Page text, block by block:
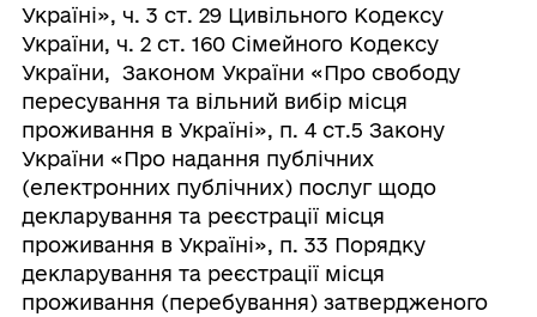
Україні», ч. 3 ст. 29 Цивільного Кодексу
України, ч. 2 ст. 160 Сімейного Кодексу
України, Законом України «Про свободу
пересування та вільний вибір місця
проживання в Україні», п. 4 ст.5 Закону
України «Про надання публічних
(електронних публічних) послуг щодо
декларування та реєстрації місця
проживання в Україні», п. 33 Порядку
декларування та реєстрації місця
проживання (перебування) затвердженого